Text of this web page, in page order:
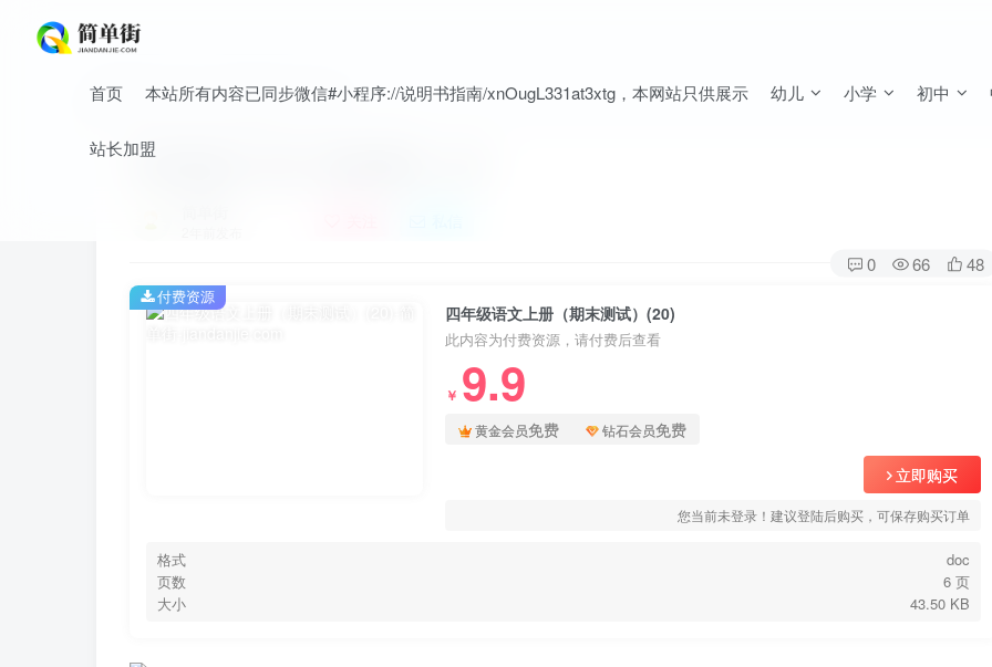
首页 本站所有内容已同步微信#小程序://说明书指南/xnOugL331at3xtg，本网站只供展示 幼儿 小学 初中
站长加盟
首页 小学 小学语文 正文
四年级语文上册（期末测试）(20)
0 66 48
四年级语文上册（期末测试）(20)
此内容为付费资源，请付费后查看
￥ 9.9
黄金会员免费 钻石会员免费
立即购买
您当前未登录！建议登陆后购买，可保存购买订单
格式
doc
页数
6 页
大小
43.50 KB
付费资源